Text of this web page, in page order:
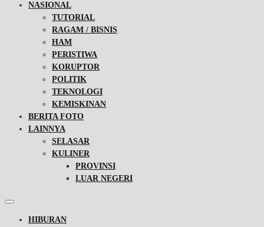
NASIONAL
TUTORIAL
RAGAM / BISNIS
HAM
PERISTIWA
KORUPTOR
POLITIK
TEKNOLOGI
KEMISKINAN
BERITA FOTO
LAINNYA
SELASAR
KULINER
PROVINSI
LUAR NEGERI
HIBURAN